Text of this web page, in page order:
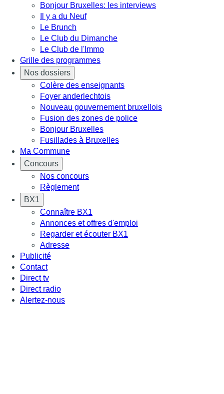
Bonjour Bruxelles: les interviews
Il y a du Neuf
Le Brunch
Le Club du Dimanche
Le Club de l'Immo
Grille des programmes
Nos dossiers
Colère des enseignants
Foyer anderlechtois
Nouveau gouvernement bruxellois
Fusion des zones de police
Bonjour Bruxelles
Fusillades à Bruxelles
Ma Commune
Concours
Nos concours
Règlement
BX1
Connaître BX1
Annonces et offres d'emploi
Regarder et écouter BX1
Adresse
Publicité
Contact
Direct tv
Direct radio
Alertez-nous